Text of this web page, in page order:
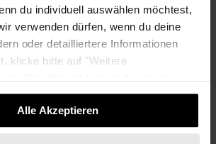
du individuell auswählen möchtest,
verwenden dürfen, wenn du deine
oder detailliertere Informationen
klicke bitte auf "Weitere
Alle Akzeptieren
reichen allerdings auf dem Weg
Führung nicht aus. Damit
und eigene Unternehmensgründung den
auch wirklichchancengerecht
es paritätischeElternzeitmodelle,
Fehlanreize